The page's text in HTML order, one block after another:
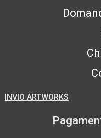
INVIO ARTWORKS